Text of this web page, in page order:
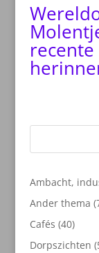
recente
Ambacht,
Ander thema
Cafés 4040
Dorpszichten